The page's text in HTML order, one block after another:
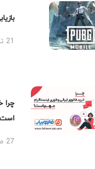
چرا
است؟
27 مرداد 1404